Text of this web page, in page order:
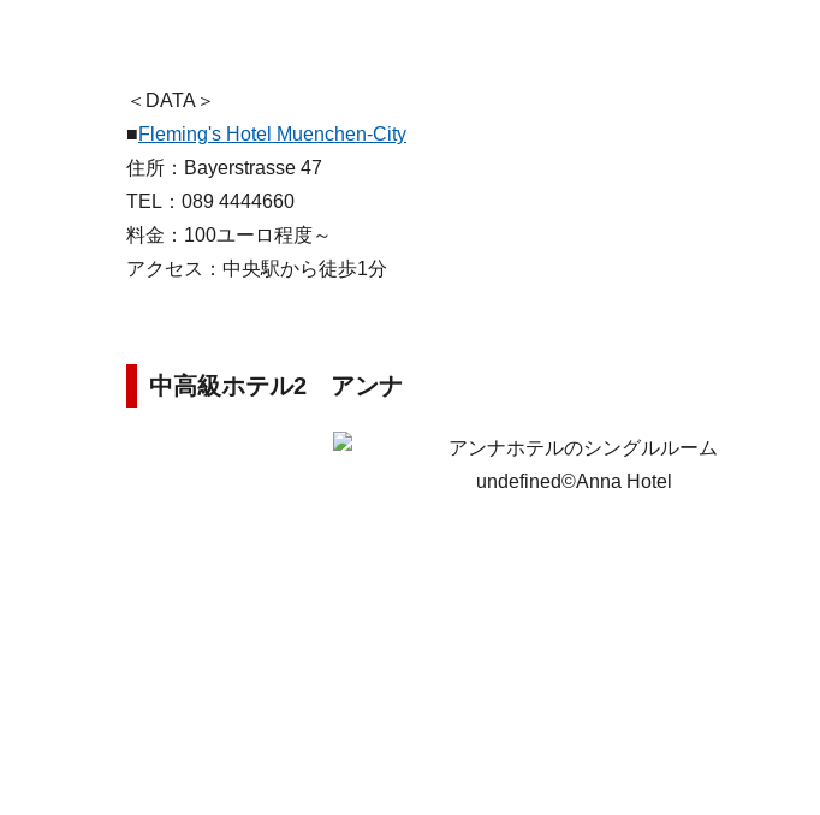
＜DATA＞
■Fleming's Hotel Muenchen-City
住所：Bayerstrasse 47
TEL：089 4444660
料金：100ユーロ程度～
アクセス：中央駅から徒歩1分
中高級ホテル2 アンナ